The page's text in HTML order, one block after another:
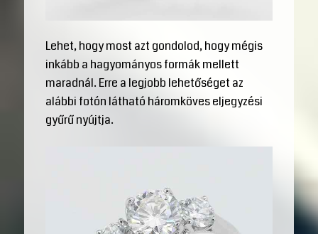
Lehet, hogy most azt gondolod, hogy mégis
inkább a hagyományos formák mellett
maradnál. Erre a legjobb lehetőséget az
alábbi fotón látható háromköves eljegyzési
gyűrű nyújtja.